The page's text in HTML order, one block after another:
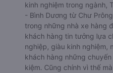
kinh nghiệm trong ngành,
- Bình Dương từ Chư
trong những nhà xe hàng
khách hàng tin tưởng lựa
nghiệp, giàu kinh nghiệm,
khách hàng những
kiệm. Cũng chính vì thế